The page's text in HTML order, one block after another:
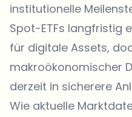
institutionelle
Spot-ETFs langfristig
für digitale Assets,
makroökonomischer
derzeit in sicherere
Wie aktuelle